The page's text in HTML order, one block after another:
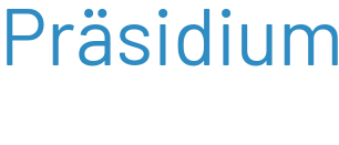
zum
Inhalt
Präsidium